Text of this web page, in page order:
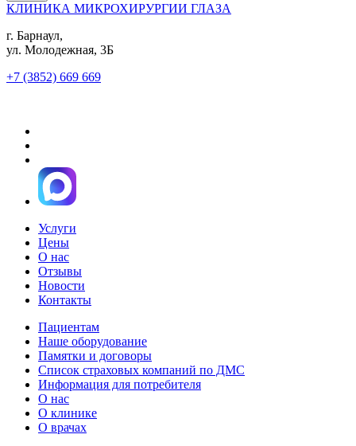
КЛИНИКА МИКРОХИРУРГИИ ГЛАЗА
г. Барнаул,
ул. Молодежная, 3Б
+7 (3852) 669 669
Услуги
Цены
О нас
Отзывы
Новости
Контакты
Пациентам
Наше оборудование
Памятки и договоры
Список страховых компаний по ДМС
Информация для потребителя
О нас
О клинике
О врачах